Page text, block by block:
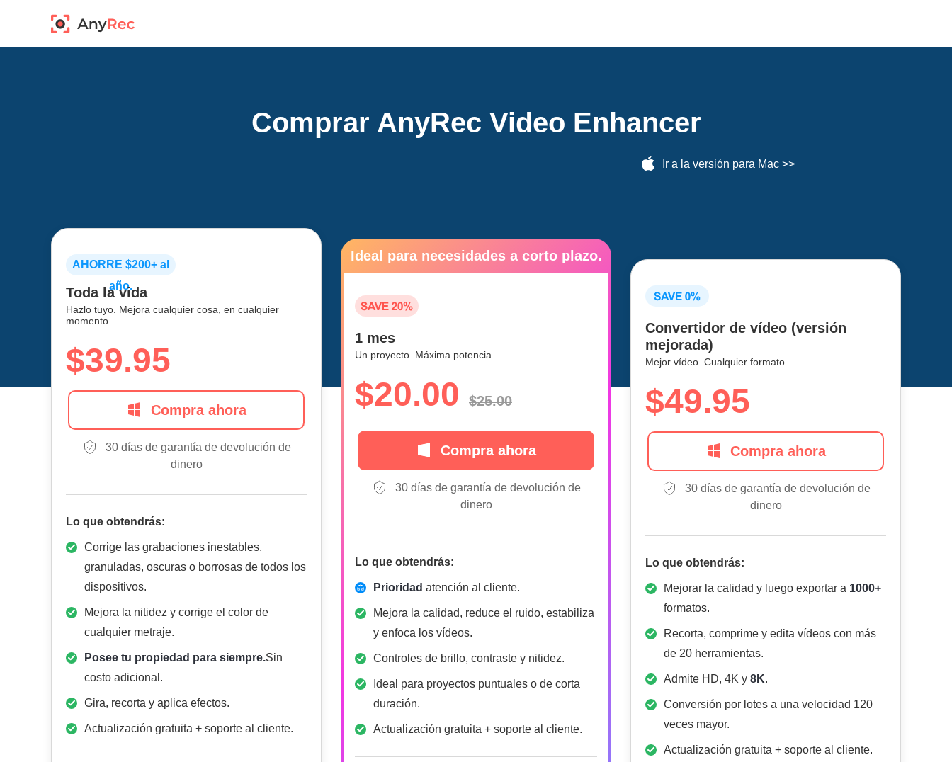
Comprar AnyRec Video Enhancer
Ir a la versión para Mac >>
AHORRE $200+ al
año.
Toda la vida
Hazlo tuyo. Mejora cualquier cosa, en cualquier
momento.
$39.95
Compra ahora
30 días de garantía de devolución de
dinero
Lo que obtendrás:
Corrige las grabaciones inestables,
granuladas, oscuras o borrosas de todos los
dispositivos.
Mejora la nitidez y corrige el color de
cualquier metraje.
Posee tu propiedad para siempre.Sin
costo adicional.
Gira, recorta y aplica efectos.
Actualización gratuita + soporte al cliente.
Ideal para necesidades a corto plazo.
1 mes
Un proyecto. Máxima potencia.
$20.00 $25.00
Compra ahora
30 días de garantía de devolución de
dinero
Lo que obtendrás:
Prioridad atención al cliente.
Mejora la calidad, reduce el ruido, estabiliza
y enfoca los vídeos.
Controles de brillo, contraste y nitidez.
Ideal para proyectos puntuales o de corta
duración.
Actualización gratuita + soporte al cliente.
Convertidor de vídeo (versión
mejorada)
Mejor vídeo. Cualquier formato.
$49.95
Compra ahora
30 días de garantía de devolución de
dinero
Lo que obtendrás:
Mejorar la calidad y luego exportar a 1000+
formatos.
Recorta, comprime y edita vídeos con más
de 20 herramientas.
Admite HD, 4K y 8K.
Conversión por lotes a una velocidad 120
veces mayor.
Actualización gratuita + soporte al cliente.